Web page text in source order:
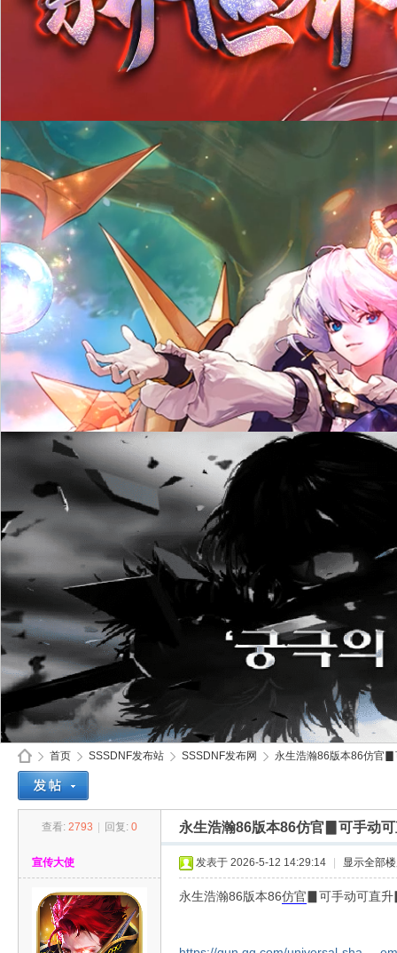
首页
›
SSSDNF发布站 SSSDNF发布网
›
永生浩瀚86版本86仿官
查看: 2793 回复: 0 永生浩瀚86版本86仿官▊可手动
宣传大使 发表于 2026-5-12 14:29:14 显示全部
永生浩瀚86版本86仿官▊可手动可直